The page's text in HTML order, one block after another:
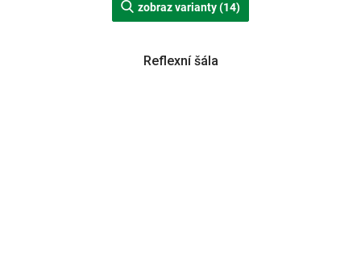
zobraz varianty (14)
Reflexní šála